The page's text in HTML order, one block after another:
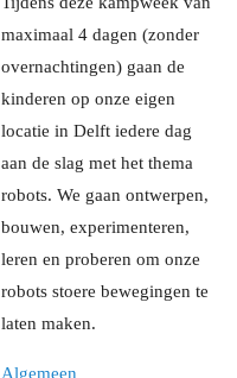
maximaal 4 dagen (zonder
overnachtingen) gaan de
kinderen op onze eigen
locatie in Delft iedere dag
aan de slag met het thema
robots. We gaan ontwerpen,
bouwen, experimenteren,
leren en proberen om onze
robots stoere bewegingen te
laten maken.
Algemeen